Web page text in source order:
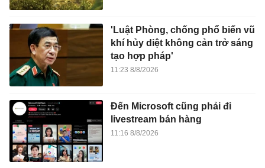
'Luật Phòng, chống phổ biến vũ
khí hủy diệt không cản trở sáng
tạo hợp pháp'
11:23 8/8/2026
Đến Microsoft cũng phải đi
livestream bán hàng
11:16 8/8/2026